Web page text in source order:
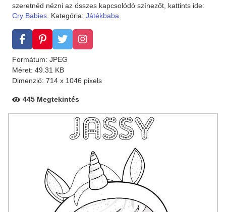
szeretnéd nézni az összes kapcsolódó színezőt, kattints ide:
Cry Babies. Kategória: Játékbaba
Formátum: JPEG
Méret: 49.31 KB
Dimenzió: 714 x 1046 pixels
445 Megtekintés